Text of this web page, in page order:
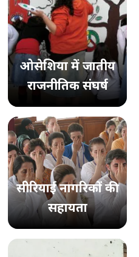
ओसेशिया में जातीय
राजनीतिक संघर्ष
सीरियाई नागरिकों की
सहायता